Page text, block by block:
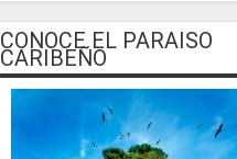
CONOCE EL PARAISO
CARIBEÑO